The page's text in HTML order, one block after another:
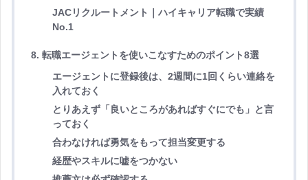
JACリクルートメント｜ハイキャリア転職で実績
No.1
8. 転職エージェントを使いこなすためのポイント8選
エージェントに登録後は、2週間に1回くらい連絡を
入れておく
とりあえず「良いところがあればすぐにでも」と言
っておく
合わなければ勇気をもって担当変更する
経歴やスキルに嘘をつかない